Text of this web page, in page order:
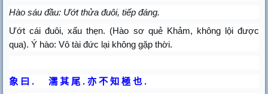
Hào sáu đầu: Ướt thửa đuôi, tiếp đáng.
Ướt cái đuôi, xấu thẹn. (Hào sơ quẻ Khảm, không lội được
qua). Ý hào: Vô tài đức lại không gặp thời.
象 曰 . 濡 其 尾 . 亦 不 知 極 也 .